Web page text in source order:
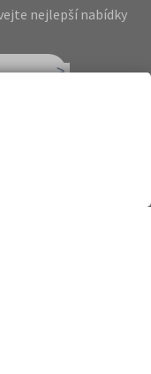
nejlepší nabídky